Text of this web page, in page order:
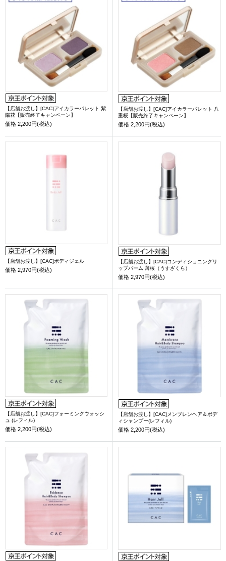
【店舗お渡し】[CAC]アイカラーパレット 紫
陽花【販売終了キャンペーン】
価格 2,200円(税込)
【店舗お渡し】[CAC]アイカラーパレット 八
重桜【販売終了キャンペーン】
価格 2,200円(税込)
【店舗お渡し】[CAC]ボディジェル
価格 2,970円(税込)
【店舗お渡し】[CAC]コンディショニングリ
ップバーム 薄桜（うすざくら）
価格 2,970円(税込)
【店舗お渡し】[CAC]フォーミングウォッシ
ュ (レフィル)
価格 2,200円(税込)
【店舗お渡し】[CAC]メンブレンヘア＆ボデ
ィシャンプー(レフィル)
価格 2,200円(税込)